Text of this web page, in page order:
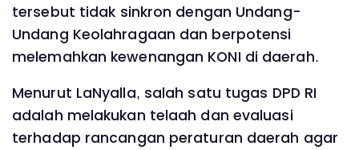
tersebut tidak sinkron dengan Undang-
Undang Keolahragaan dan berpotensi
melemahkan kewenangan KONI di daerah.
Menurut LaNyalla, salah satu tugas DPD RI
adalah melakukan telaah dan evaluasi
terhadap rancangan peraturan daerah agar